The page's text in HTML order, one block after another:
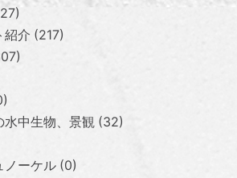
27
紹介 217
水中生物、景観 32
ノーケル 0